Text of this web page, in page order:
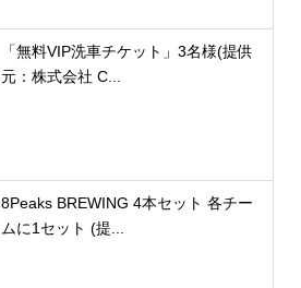
「無料VIP洗車チケット」3名様(提供
元：株式会社 C...
8Peaks BREWING 4本セット 各チー
ムに1セット (提...